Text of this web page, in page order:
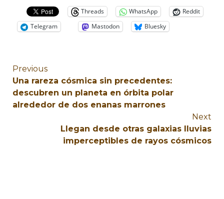
Threads WhatsApp
Reddit
Telegram
Mastodon Bluesky
Previous
Una rareza cósmica sin precedentes:
descubren un planeta en órbita polar
alrededor de dos enanas marrones
Next
Llegan desde otras galaxias lluvias
imperceptibles de rayos cósmicos